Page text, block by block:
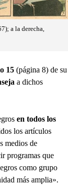
a la derecha,
15 (página 8) de su
a dichos
en todos los
los artículos
medios de
programas que
como grupo
más amplia».